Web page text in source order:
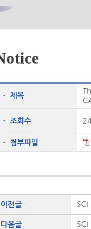
ㆍ 제목
ㆍ 조회수
ㆍ 첨부파일
이전글
다음글